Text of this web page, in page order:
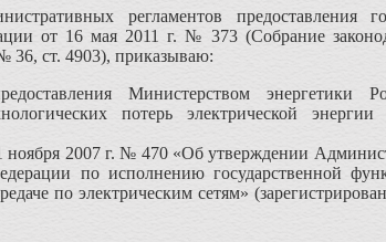
регламентов предоставления
от 16 мая 2011 г. № 373 (Собрание
36, ст. 4903), приказываю:
Министерством энергетики
потерь электрической
2007 г. № 470 «Об утверждении
по исполнению государственной
по электрическим сетям»